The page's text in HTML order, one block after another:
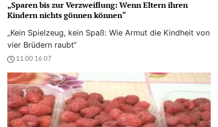
„Sparen bis zur Verzweiflung: Wenn Eltern ihren
Kindern nichts gönnen können“
„Kein Spielzeug, kein Spaß: Wie Armut die Kindheit von
vier Brüdern raubt“
11:00 16.07